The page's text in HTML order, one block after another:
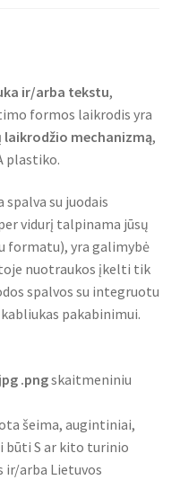
ir/arba tekstu,
formos laikrodis yra
laikrodžio mechanizmą,
plastiko.
su juodais
vidurį talpinama jūsų
formatu), yra galimybė
nuotraukos įkelti tik
spalvos su integruotu
pakabinimui.
.pngskaitmeniniu
šeima, augintiniai,
būti S ar kito turinio
ir/arba Lietuvos